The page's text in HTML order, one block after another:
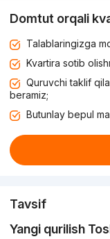
Domtut orqali
Talablaringizga
Kvartira sotib
Quruvchi taklif
beramiz;
Butunlay bepul
Tavsif
Yangi qurilish